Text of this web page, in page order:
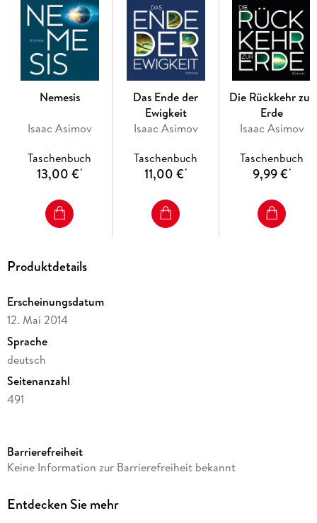
Nemesis
Isaac Asimov
Taschenbuch
13,00 €*
Das Ende der
Ewigkeit
Isaac Asimov
Taschenbuch
11,00 €*
Die Rückkehr zur
Erde
Isaac Asimov
Taschenbuch
9,99 €*
Produktdetails
Erscheinungsdatum
12. Mai 2014
Sprache
deutsch
Seitenanzahl
491
Autor/Autorin
Übersetzung
Barrierefreiheit
Keine Information zur Barrierefreiheit bekannt
Entdecken Sie mehr